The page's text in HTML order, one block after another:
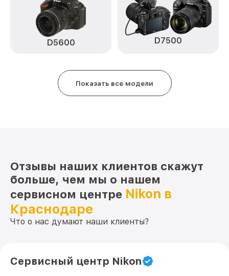
Замена микрофона D70s Nikon от 2700₽
Замена аккумулятора D70s Nikon от 500₽
Программный ремонт D70s Nikon
D5600 D7500
Показать все модели
Отзывы наших клиентов скажут
больше, чем мы о нашем
сервисном центре Nikon в
Краснодаре
Что о нас думают наши клиенты?
Сервисный центр Nikon